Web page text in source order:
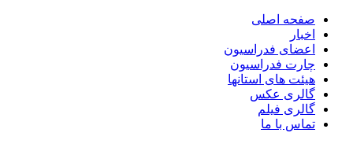
صفحه اصلی
اخبار
اعضای فدراسیون
چارت فدراسیون
هیئت های استانها
گالری عکس
گالری فیلم
تماس با ما